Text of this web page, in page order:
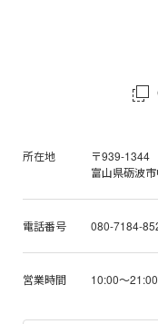
所在地
〒939-1344
富山県砺波
電話番号 080-7184-
営業時間 10:00～21:00